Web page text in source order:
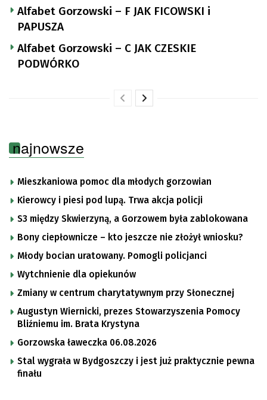
Alfabet Gorzowski – F JAK FICOWSKI i
PAPUSZA
Alfabet Gorzowski – C JAK CZESKIE
PODWÓRKO
najnowsze
Mieszkaniowa pomoc dla młodych gorzowian
Kierowcy i piesi pod lupą. Trwa akcja policji
S3 między Skwierzyną, a Gorzowem była zablokowana
Bony ciepłownicze – kto jeszcze nie złożył wniosku?
Młody bocian uratowany. Pomogli policjanci
Wytchnienie dla opiekunów
Zmiany w centrum charytatywnym przy Słonecznej
Augustyn Wiernicki, prezes Stowarzyszenia Pomocy
Bliźniemu im. Brata Krystyna
Gorzowska ławeczka 06.08.2026
Stal wygrała w Bydgoszczy i jest już praktycznie pewna
finału